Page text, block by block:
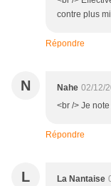
contre plus
Répondre
N Nahe 02/12/
<br /> Je
Répondre
L La Nantaise